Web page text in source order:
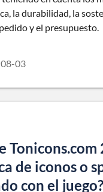
la durabilidad, la
y el presupuesto.
03
Tonicons.com
de iconos o
con el juego?